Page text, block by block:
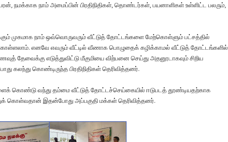
நமக்காக நாம் அமைப்பின் பிரதிநிதிகள், தொண்டர்கள், பயனாளிகள் உள்ளிட்ட பலரும்,
முகமாக நாம் ஒவ்வொருவரும் வீட்டுத் தோட்டங்களை மேற்கொள்ளும் பட்சத்தில்
கொள்ளலாம். எனவே எவரும் வீட்டில் வீணாக பொழுதைக் கழிக்காமல் வீட்டுத் தோட்டங்களில்
தேவைக்கு எடுத்துவிட்டு மீகுமியை விற்பனை செய்து அதனூடாகவும் சிறிய
கலந்து கொண்டிருந்த பிரதிநிதிகள் தெரிவித்தனர்.
கொண்டு வந்து தம்மை வீட்டுத் தோட்டச்செய்கையில் ஈடுபடத் தூண்டியதற்காக
கொள்வதான் இதன்போது அப்பகுதி மக்கள் தெரிவித்தனர்.